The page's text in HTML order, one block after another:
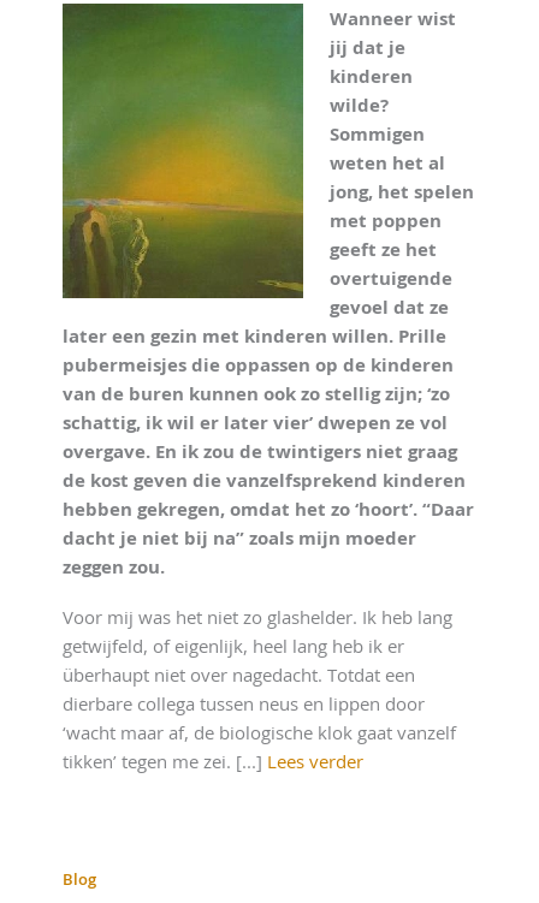
Wanneer wist
jij dat je
kinderen
wilde?
Sommigen
weten het al
jong, het spelen
met poppen
geeft ze het
overtuigende
gevoel dat ze
later een gezin met kinderen willen. Prille
pubermeisjes die oppassen op de kinderen
van de buren kunnen ook zo stellig zijn; ‘zo
schattig, ik wil er later vier’ dwepen ze vol
overgave. En ik zou de twintigers niet graag
de kost geven die vanzelfsprekend kinderen
hebben gekregen, omdat het zo ‘hoort’. “Daar
dacht je niet bij na” zoals mijn moeder
zeggen zou.
Voor mij was het niet zo glashelder. Ik heb lang
getwijfeld, of eigenlijk, heel lang heb ik er
überhaupt niet over nagedacht. Totdat een
dierbare collega tussen neus en lippen door
‘wacht maar af, de biologische klok gaat vanzelf
tikken’ tegen me zei. [...] Lees verder
Blog